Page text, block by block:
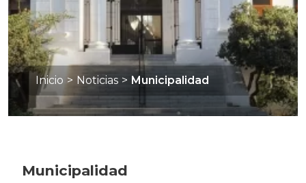
Inicio > Noticias > Municipalidad
Municipalidad